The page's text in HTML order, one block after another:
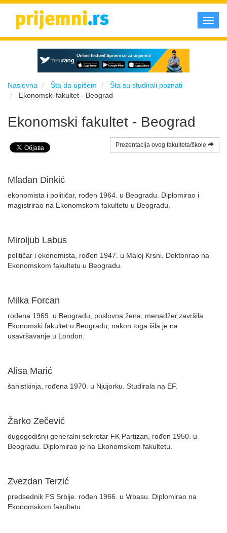
Naslovna Šta da upišem
Šta su studirali poznati
Ekonomski fakultet - Beograd
Ekonomski fakultet - Beograd
Prezentacija ovog fakulteta/škole
Mlađan Dinkić
ekonomista i političar, rođen 1964. u Beogradu. Diplomirao i
magistrirao na Ekonomskom fakultetu u Beogradu.
Miroljub Labus
političar i ekonomista, rođen 1947. u Maloj Krsni. Doktorirao na
Ekonomskom fakultetu u Beogradu.
Milka Forcan
rođena 1969. u Beogradu, poslovna žena, menadžer,završila
Ekonomski fakultet u Beogradu, nakon toga išla je na
usavršavanje u London.
Alisa Marić
šahistkinja, rođena 1970. u Njujorku. Studirala na EF.
Žarko Zečević
dugogodišnji generalni sekretar FK Partizan, rođen 1950. u
Beogradu. Diplomirao je na Ekonomskom fakultetu.
Zvezdan Terzić
predsednik FS Srbije. rođen 1966. u Vrbasu. Diplomirao na
Ekonomskom fakultetu.